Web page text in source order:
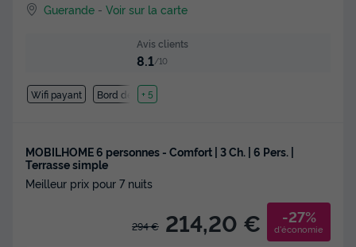
Guerande -Voir sur la carte
Avis clients
8.1/10
Wifi payant Bord de mer
+ 5
MOBILHOME 6 personnes - Comfort | 3 Ch. | 6 Pers. |
Terrasse simple
Meilleur prix pour 7 nuits
294 € 214,20 € -27%
d'économie